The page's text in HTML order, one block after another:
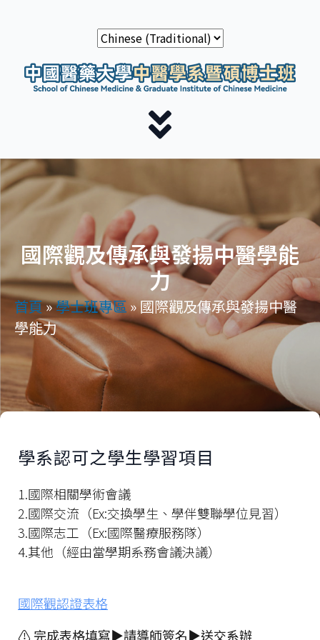
國際觀及傳承與發揚中醫學能
力
首頁»學士班專區»國際觀及傳承與發揚中醫
學能力
學系認可之學生學習項目
1.國際相關學術會議
2.國際交流（Ex:交換學生、學伴雙聯學位見習）
3.國際志工（Ex:國際醫療服務隊）
4.其他（經由當學期系務會議決議）
國際觀認證表格
⚠ 完成表格填寫▶請導師簽名▶送交系辦